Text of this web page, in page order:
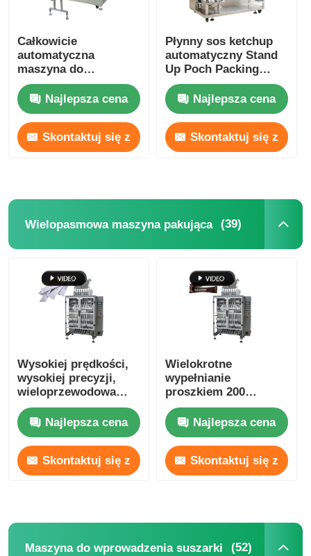
Usługi przetwarzania opakowań
Materiał opakowaniowy
Całkowicie
automatyczna
maszyna do
pakowania chleba i
żywności 13-40
worków/min
Najlepsza cena
Skontaktuj się z
Płynny sos ketchup
automatyczny Stand
Up Poch Packing
Machine Horizontal
Najlepsza cena
Skontaktuj się z
Wielopasmowa maszyna pakująca (39)
Wysokiej prędkości,
wysokiej precyzji,
wieloprzewodowa
maszyna do
pakowania
materiałów
proszkowych
Najlepsza cena
Skontaktuj się z
Wielokrotne
wypełnianie
proszkiem 200
torebek/minutę
automatyczne 3-
fazowe
Najlepsza cena
Skontaktuj się z
Maszyna do wprowadzenia suszarki (52)